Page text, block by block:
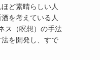
ど素晴らしい人
を考えている人
ス（瞑想）の手法
を開発し、すで